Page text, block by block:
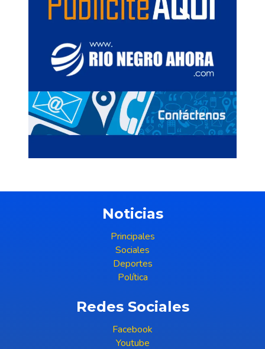
Noticias
Principales
Sociales
Deportes
Política
Redes Sociales
Facebook
Youtube